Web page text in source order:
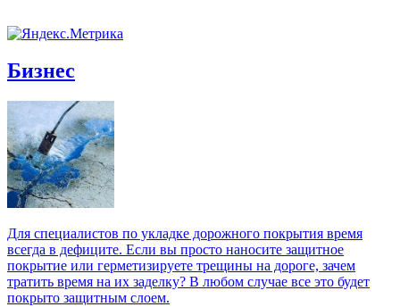
Бизнес
Для специалистов по укладке дорожного покрытия время
всегда в дефиците. Если вы просто наносите защитное
покрытие или герметизируете трещины на дороге, зачем
тратить время на их заделку? В любом случае все это будет
покрыто защитным слоем.